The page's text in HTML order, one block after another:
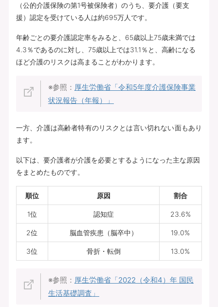
（公的介護保険の第1号被保険者）のうち、要介護（要支
援）認定を受けている人は約695万人です。
年齢ごとの要介護認定率をみると、65歳以上75歳未満では
4.3％であるのに対し、75歳以上では31.1％と、高齢になる
ほど介護のリスクは高まることがわかります。
※参照： 厚生労働省「令和5年度介護保険事業
状況報告（年報）」
一方、介護は高齢者特有のリスクとは言い切れない面もあり
ます。
以下は、要介護者が介護を必要とするようになった主な原因
をまとめたものです。
順位 原因 割合
1位 認知症 23.6%
2位 脳血管疾患（脳卒中） 19.0%
3位 骨折・転倒 13.0%
※参照： 厚生労働省「2022（令和4）年 国民
生活基礎調査」